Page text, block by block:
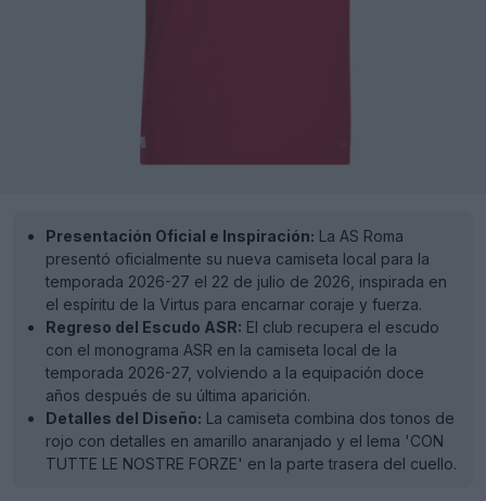
Presentación Oficial e Inspiración: La AS Roma
presentó oficialmente su nueva camiseta local para la
temporada 2026-27 el 22 de julio de 2026, inspirada en
el espíritu de la Virtus para encarnar coraje y fuerza.
Regreso del Escudo ASR: El club recupera el escudo
con el monograma ASR en la camiseta local de la
temporada 2026-27, volviendo a la equipación doce
años después de su última aparición.
Detalles del Diseño: La camiseta combina dos tonos de
rojo con detalles en amarillo anaranjado y el lema 'CON
TUTTE LE NOSTRE FORZE' en la parte trasera del cuello.